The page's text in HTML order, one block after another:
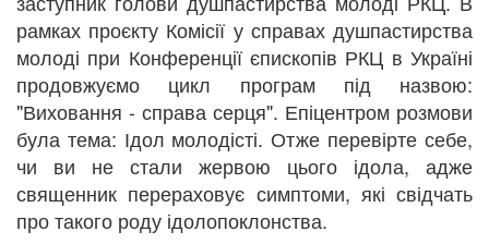
рамках проєкту Комісії у справах душпастирства
молоді при Конференції єпископів РКЦ в Україні
продовжуємо цикл програм під назвою:
"Виховання - справа серця". Епіцентром розмови
була тема: Ідол молодісті. Отже перевірте себе,
чи ви не стали жервою цього ідола, адже
священник перераховує симптоми, які свідчать
про такого роду ідолопоклонства.